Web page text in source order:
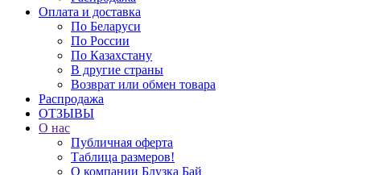
Оплата и доставка
По Беларуси
По России
По Казахстану
В другие страны
Возврат или обмен товара
Распродажа
ОТЗЫВЫ
О нас
Публичная оферта
Таблица размеров!
О компании Блузка Бай